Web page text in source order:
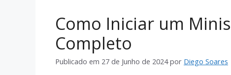
Como Iniciar um
Completo
Publicado em 27 de Junho de 2024por Diego Soares